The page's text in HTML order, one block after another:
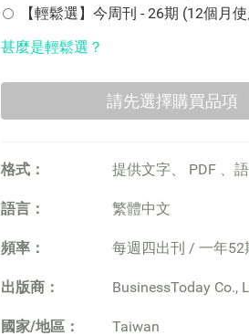
【輕鬆選】今周刊 - 26期 (12個月
甚麼是輕鬆選？
格式： 提供文字、 PDF 、
語言： 繁體中文
頻率： 每週四出刊 / 一年52
出版商： BusinessToday Co.,
國家/地區： Taiwan